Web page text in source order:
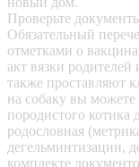
Проверьте
Обязательный
отметками о
акт вязки
также проставляют
на собаку вы можете
породистого
родословная
дегельминтизации,
комплекте